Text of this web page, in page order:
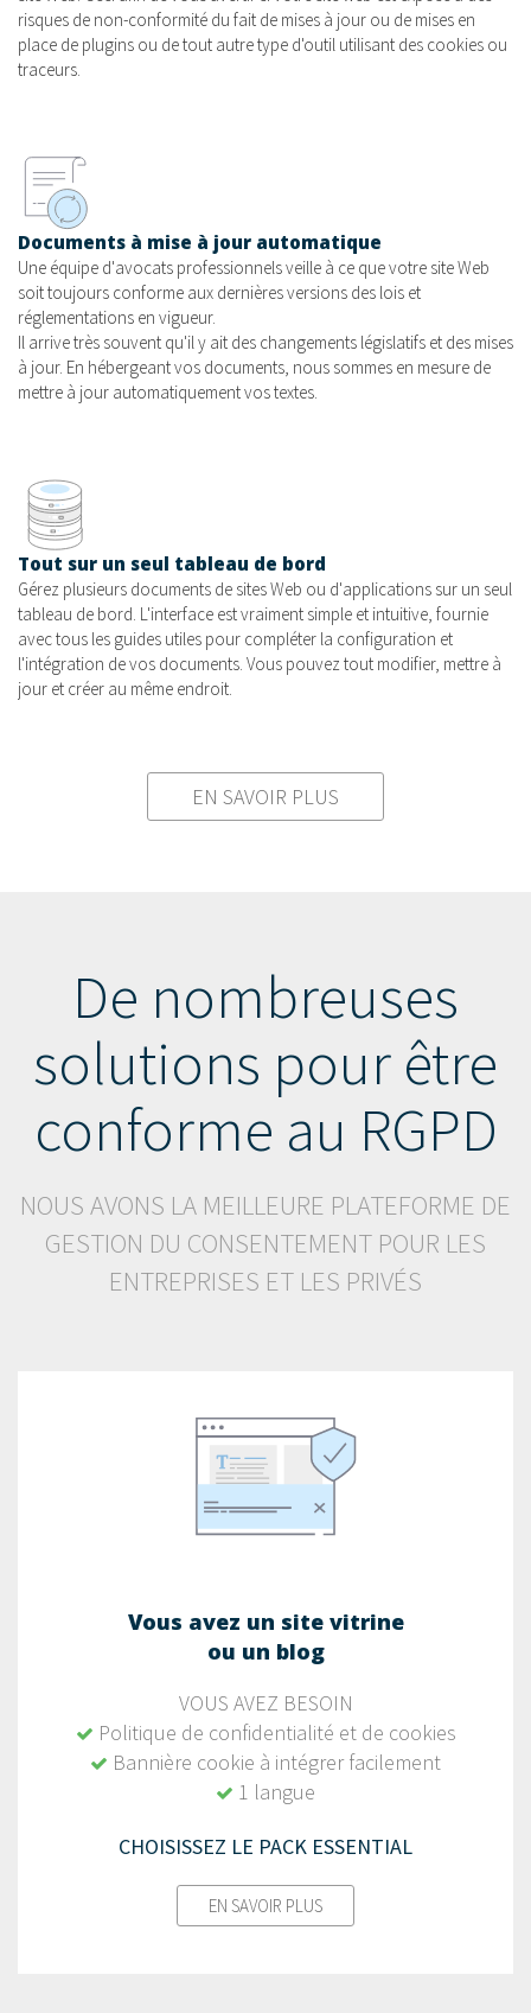
risques de non-conformité du fait de mises à jour ou de mises en
place de plugins ou de tout autre type d'outil utilisant des cookies ou
traceurs.
Documents à mise à jour automatique
Une équipe d'avocats professionnels veille à ce que votre site Web
soit toujours conforme aux dernières versions des lois et
réglementations en vigueur.
Il arrive très souvent qu'il y ait des changements législatifs et des mises
à jour. En hébergeant vos documents, nous sommes en mesure de
mettre à jour automatiquement vos textes.
Tout sur un seul tableau de bord
Gérez plusieurs documents de sites Web ou d'applications sur un seul
tableau de bord. L'interface est vraiment simple et intuitive, fournie
avec tous les guides utiles pour compléter la configuration et
l'intégration de vos documents. Vous pouvez tout modifier, mettre à
jour et créer au même endroit.
EN SAVOIR PLUS
De nombreuses
solutions pour être
conforme au RGPD
NOUS AVONS LA MEILLEURE PLATEFORME DE
GESTION DU CONSENTEMENT POUR LES
ENTREPRISES ET LES PRIVÉS
Vous avez un site vitrine
ou un blog
VOUS AVEZ BESOIN
Politique de confidentialité et de cookies
Bannière cookie à intégrer facilement
1 langue
CHOISISSEZ LE PACK ESSENTIAL
EN SAVOIR PLUS